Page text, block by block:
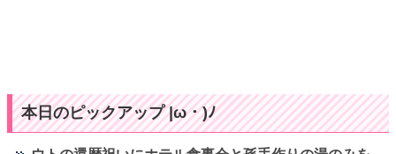
本日のピックアップ |ω・)ﾉ